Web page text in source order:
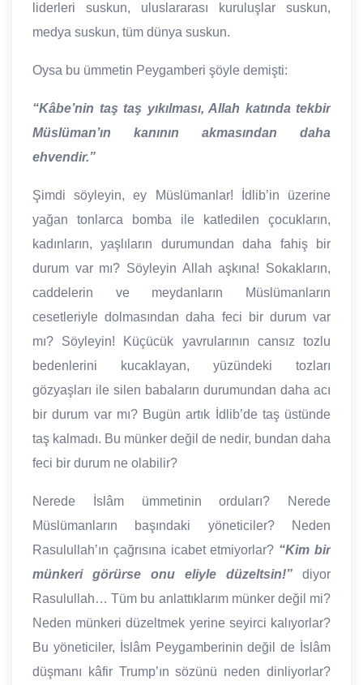
liderleri suskun, uluslararası kuruluşlar suskun,
medya suskun, tüm dünya suskun.
Oysa bu ümmetin Peygamberi şöyle demişti:
“Kâbe’nin taş taş yıkılması, Allah katında tekbir
Müslüman’ın kanının akmasından daha
ehvendir.”
Şimdi söyleyin, ey Müslümanlar! İdlib’in üzerine
yağan tonlarca bomba ile katledilen çocukların,
kadınların, yaşlıların durumundan daha fahiş bir
durum var mı? Söyleyin Allah aşkına! Sokakların,
caddelerin ve meydanların Müslümanların
cesetleriyle dolmasından daha feci bir durum var
mı? Söyleyin! Küçücük yavrularının cansız tozlu
bedenlerini kucaklayan, yüzündeki tozları
gözyaşları ile silen babaların durumundan daha acı
bir durum var mı? Bugün artık İdlib’de taş üstünde
taş kalmadı. Bu münker değil de nedir, bundan daha
feci bir durum ne olabilir?
Nerede İslâm ümmetinin orduları? Nerede
Müslümanların başındaki yöneticiler? Neden
Rasulullah’ın çağrısına icabet etmiyorlar? “Kim bir
münkeri görürse onu eliyle düzeltsin!” diyor
Rasulullah… Tüm bu anlattıklarım münker değil mi?
Neden münkeri düzeltmek yerine seyirci kalıyorlar?
Bu yöneticiler, İslâm Peygamberinin değil de İslâm
düşmanı kâfir Trump’ın sözünü neden dinliyorlar?